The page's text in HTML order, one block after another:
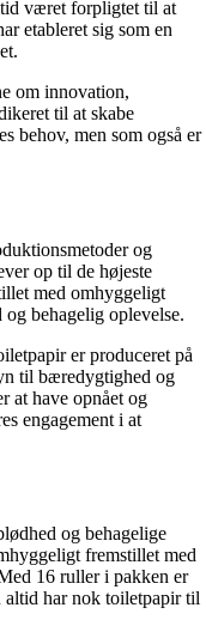
været forpligtet til at
etableret sig som en
om innovation,
til at skabe
behov, men som også er
og
op til de højeste
med omhyggeligt
behagelig oplevelse.
er produceret på
til bæredygtighed og
at have opnået og
engagement i at
og behagelige
fremstillet med
16 ruller i pakken er
har nok toiletpapir til